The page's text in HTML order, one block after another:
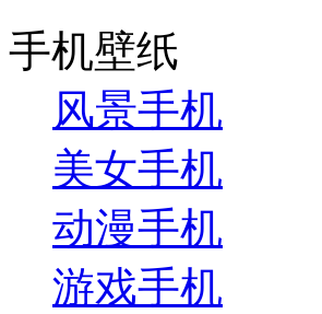
手机壁纸
风景手机
美女手机
动漫手机
游戏手机